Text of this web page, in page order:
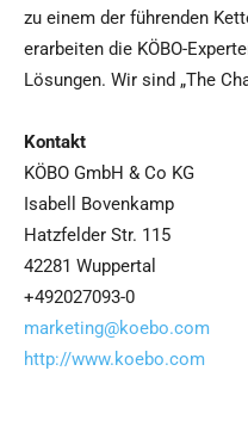
zu einem der führenden
erarbeiten die KÖBO-
Lösungen. Wir sind „The
Kontakt
KÖBO GmbH & Co KG
Isabell Bovenkamp
Hatzfelder Str. 115
42281 Wuppertal
+492027093-0
marketing@koebo.com
http://www.koebo.com